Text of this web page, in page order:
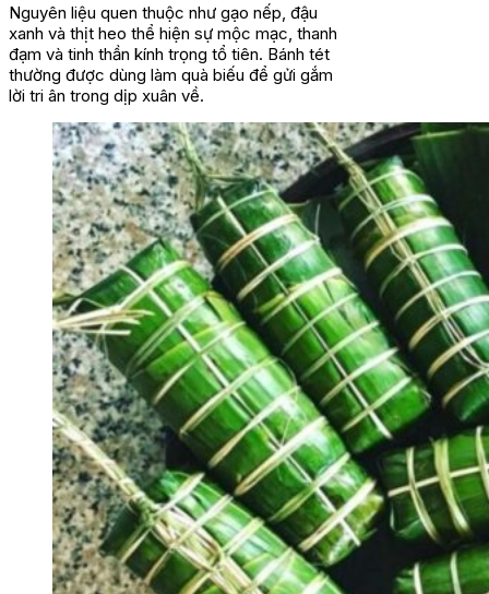
Nguyên liệu quen thuộc như gạo nếp, đậu
xanh và thịt heo thể hiện sự mộc mạc, thanh
đạm và tinh thần kính trọng tổ tiên. Bánh tét
thường được dùng làm quà biếu để gửi gắm
lời tri ân trong dịp xuân về.